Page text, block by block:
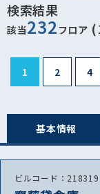
検索結果
該当232 フロア
1 2 4
基本情報
ビルコード：218319